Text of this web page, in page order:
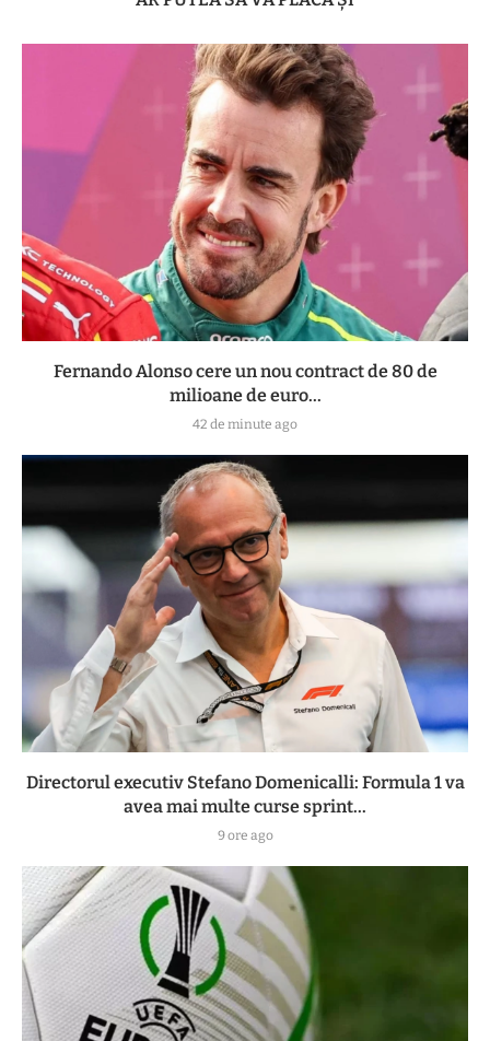
Fernando Alonso cere un nou contract de 80 de
milioane de euro...
42 de minute ago
Directorul executiv Stefano Domenicalli: Formula 1 va
avea mai multe curse sprint...
9 ore ago